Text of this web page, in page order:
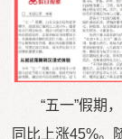
“五一”假期
同比上涨45%。